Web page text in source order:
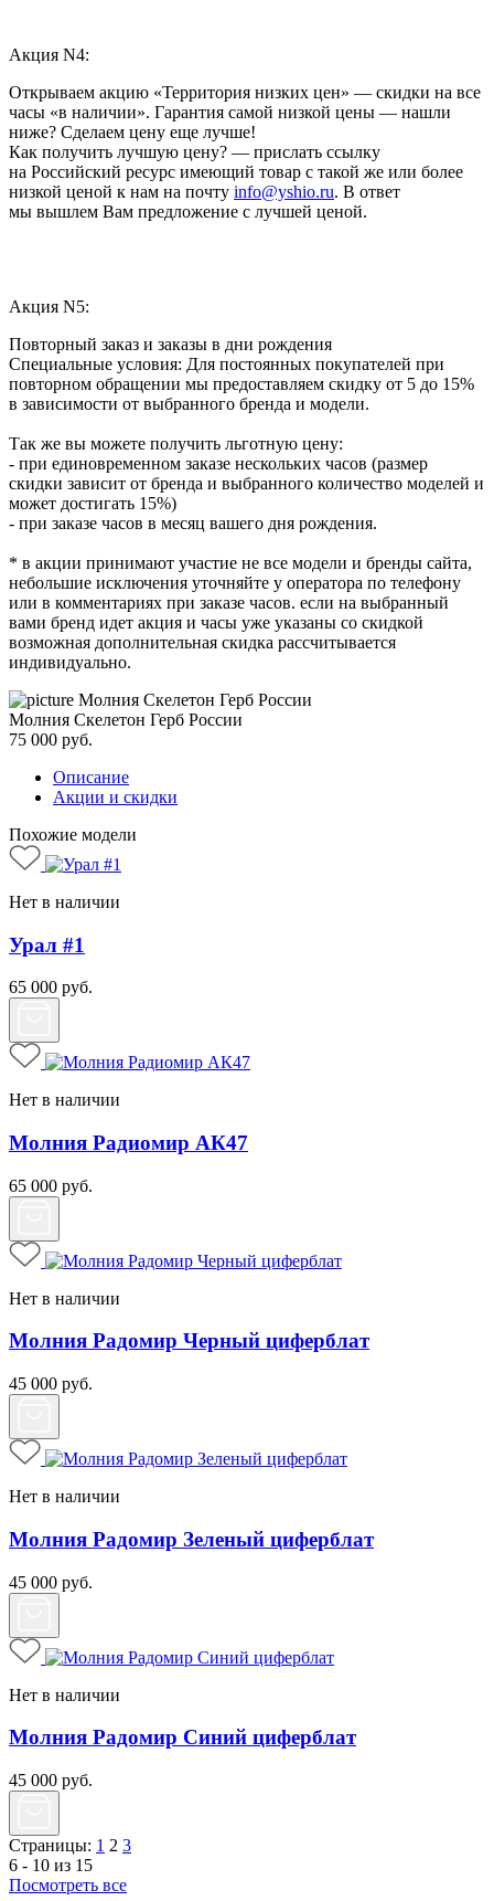
Акция N4:
Открываем акцию «Территория низких цен» — скидки на все
часы «в наличии». Гарантия самой низкой цены — нашли
ниже? Сделаем цену еще лучше!
Как получить лучшую цену? — прислать ссылку
на Российский ресурс имеющий товар с такой же или более
низкой ценой к нам на почту info@yshio.ru. В ответ
мы вышлем Вам предложение с лучшей ценой.
Акция N5:
Повторный заказ и заказы в дни рождения
Специальные условия: Для постоянных покупателей при
повторном обращении мы предоставляем скидку от 5 до 15%
в зависимости от выбранного бренда и модели.
Так же вы можете получить льготную цену:
- при единовременном заказе нескольких часов (размер
скидки зависит от бренда и выбранного количество моделей и
может достигать 15%)
- при заказе часов в месяц вашего дня рождения.
* в акции принимают участие не все модели и бренды сайта,
небольшие исключения уточняйте у оператора по телефону
или в комментариях при заказе часов. если на выбранный
вами бренд идет акция и часы уже указаны со скидкой
возможная дополнительная скидка рассчитывается
индивидуально.
Молния Скелетон Герб России
75 000 руб.
Описание
Акции и скидки
Похожие модели
Нет в наличии
Урал #1
65 000 руб.
Нет в наличии
Молния Радиомир АК47
65 000 руб.
Нет в наличии
Молния Радомир Черный циферблат
45 000 руб.
Нет в наличии
Молния Радомир Зеленый циферблат
45 000 руб.
Нет в наличии
Молния Радомир Синий циферблат
45 000 руб.
Страницы: 1 2 3
6 - 10 из 15
Посмотреть все